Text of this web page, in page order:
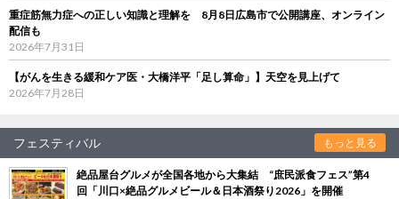
重症筋無力症への正しい知識と理解を 8月8日広島市で公開講座、オンライン
配信も
2026年7月31日
【がんを生きる緩和ケア医・大橋洋平「足し算命」】天空を見上げて
2026年7月28日
フェスティバル もっと見る
絶品屋台グルメが全国各地から大集結 “庶民派食フェス”第4
回「川口×絶品グルメビール＆日本酒祭り2026」を開催